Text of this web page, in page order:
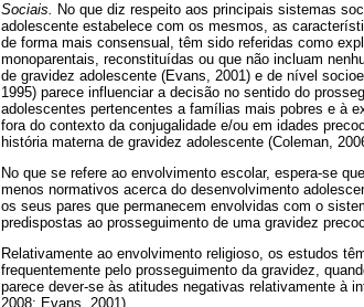
Sociais. No que diz respeito aos principais sistemas
adolescente estabelece com os mesmos, as
de forma mais consensual, têm sido referidas como
monoparentais, reconstituídas ou que não incluam
de gravidez adolescente (Evans, 2001) e de nível
1995) parece influenciar a decisão no sentido do
adolescentes pertencentes a famílias mais pobres e à
fora do contexto da conjugalidade e/ou em idades
história materna de gravidez adolescente (Coleman,
No que se refere ao envolvimento escolar, espera-se
menos normativos acerca do desenvolvimento
os seus pares que permanecem envolvidas com o
predispostas ao prosseguimento de uma gravidez
Relativamente ao envolvimento religioso, os estudos
frequentemente pelo prosseguimento da gravidez,
parece dever-se às atitudes negativas relativamente à
2008; Evans, 2001).